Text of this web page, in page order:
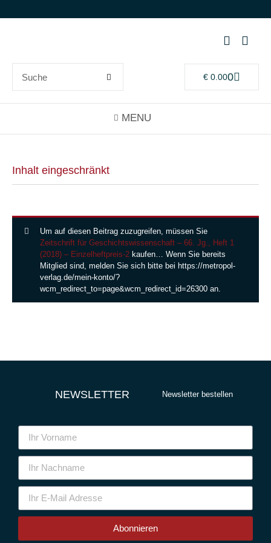
€0.000
Inhalt eingeschränkt
Um auf diesen Beitrag zuzugreifen, müssen Sie
Zeitschrift für Geschichtswissenschaft – 66. Jg., Heft 1
(2018) – Einzelheftpreis-2kaufen… Wenn Sie bereits
Mitglied sind, melden Sie sich bitte bei https://metropol-
verlag.de/mein-konto/?
wcm_redirect_to=page&wcm_redirect_id=26300 an.
NEWSLETTER Newsletter bestellen
Abonnieren